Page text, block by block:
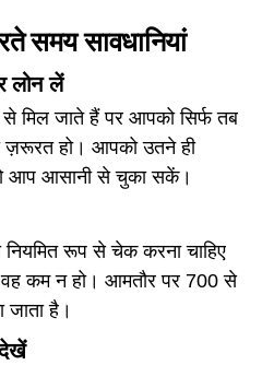
समय सावधानियां
लोन लें
मिल जाते हैं पर आपको सिर्फ तब
ज़रूरत हो। आपको उतने ही
आप आसानी से चुका सकें।
रूप से चेक करना चाहिए
वह कम न हो। आमतौर पर 700 से
जाता है।